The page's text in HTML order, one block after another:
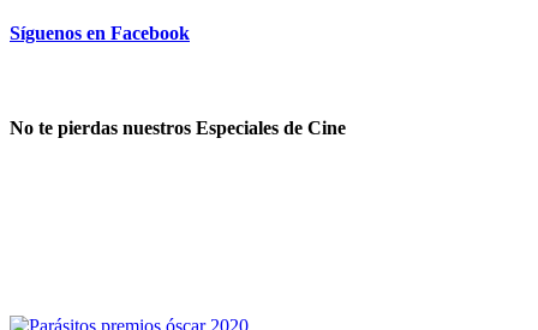
Síguenos en Facebook
No te pierdas nuestros Especiales de Cine